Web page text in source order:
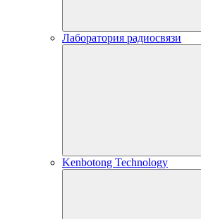
Лаборатория радиосвязи
Kenbotong Technology